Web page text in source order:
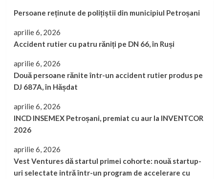
Persoane reținute de polițiștii din municipiul Petroșani
aprilie 6, 2026
Accident rutier cu patru răniți pe DN 66, în Ruși
aprilie 6, 2026
Două persoane rănite într-un accident rutier produs pe
DJ 687A, în Hășdat
aprilie 6, 2026
INCD INSEMEX Petroșani, premiat cu aur la INVENTCOR
2026
aprilie 6, 2026
Vest Ventures dă startul primei cohorte: nouă startup-
uri selectate intră într-un program de accelerare cu